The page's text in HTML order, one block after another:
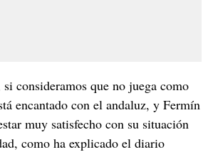
consideramos que no juega como
encantado con el andaluz, y Fermín
muy satisfecho con su situación
como ha explicado el diario